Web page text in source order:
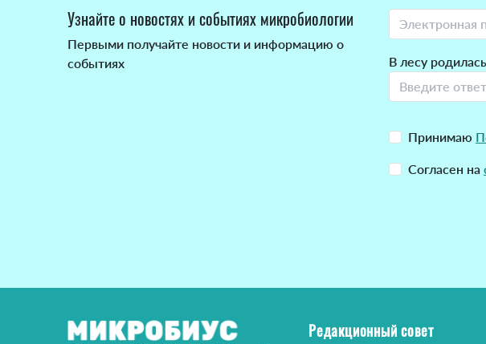
Узнайте о новостях и событиях микробиологии
Первыми получайте новости и информацию о
событиях
В лесу
Принимаю
Согласен на
Редакционный совет